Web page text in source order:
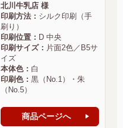
北川牛乳店 様
印刷方法： シルク印刷（手
刷り）
印刷位置： D 中央
印刷サイズ： 片面2色／B5サ
イズ
本体色： 白
印刷色： 黒（No.1）・朱
（No.5）
商品ページへ